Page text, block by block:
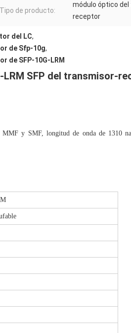
Tipo de producto:
módulo óptico
receptor
del LC,
de Sfp-10g,
de SFP-10G-LRM
SFP del transmisor-
y SMF, longitud de onda de 1310